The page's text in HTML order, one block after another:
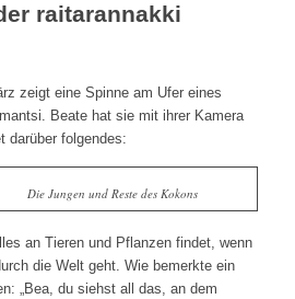
raitarannakki
zeigt eine Spinne am Ufer eines
Beate hat sie mit ihrer Kamera
darüber folgendes:
Die Jungen und Reste des Kokons
an Tieren und Pflanzen findet, wenn
die Welt geht. Wie bemerkte ein
„Bea, du siehst all das, an dem